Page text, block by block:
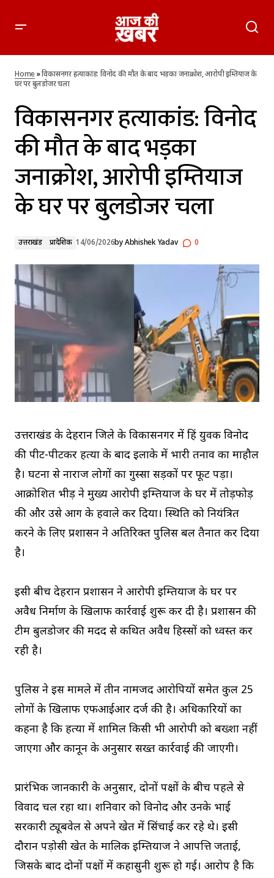
इम्तियाज के घर पर बुलडोजर चला
Home»विकासनगर हत्याकांड: विनोद की मौत के बाद भड़का जनाक्रोश, आरोपी इम्तियाज के
घर पर बुलडोजर चला
विकासनगर हत्याकांड: विनोद
की मौत के बाद भड़का
जनाक्रोश, आरोपी इम्तियाज
के घर पर बुलडोजर चला
उत्तराखंड प्रादेशिक 14/06/2026byAbhishek Yadav 0
उत्तराखंड के देहरादून जिले के विकासनगर में हिंदू युवक विनोद
की पीट-पीटकर हत्या के बाद इलाके में भारी तनाव का माहौल
है। घटना से नाराज लोगों का गुस्सा सड़कों पर फूट पड़ा।
आक्रोशित भीड़ ने मुख्य आरोपी इम्तियाज के घर में तोड़फोड़
की और उसे आग के हवाले कर दिया। स्थिति को नियंत्रित
करने के लिए प्रशासन ने अतिरिक्त पुलिस बल तैनात कर दिया
है।
इसी बीच देहरादून प्रशासन ने आरोपी इम्तियाज के घर पर
अवैध निर्माण के खिलाफ कार्रवाई शुरू कर दी है। प्रशासन की
टीम बुलडोजर की मदद से कथित अवैध हिस्सों को ध्वस्त कर
रही है।
पुलिस ने इस मामले में तीन नामजद आरोपियों समेत कुल 25
लोगों के खिलाफ एफआईआर दर्ज की है। अधिकारियों का
कहना है कि हत्या में शामिल किसी भी आरोपी को बख्शा नहीं
जाएगा और कानून के अनुसार सख्त कार्रवाई की जाएगी।
प्रारंभिक जानकारी के अनुसार, दोनों पक्षों के बीच पहले से
विवाद चल रहा था। शनिवार को विनोद और उनके भाई
सरकारी ट्यूबवेल से अपने खेत में सिंचाई कर रहे थे। इसी
दौरान पड़ोसी खेत के मालिक इम्तियाज ने आपत्ति जताई,
जिसके बाद दोनों पक्षों में कहासुनी शुरू हो गई। आरोप है कि